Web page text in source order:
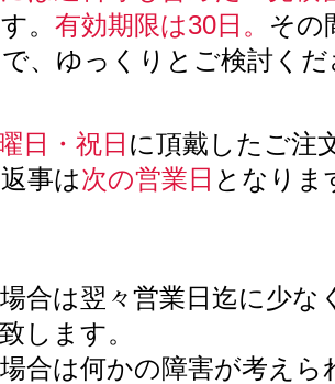
。 有効期限は30日。 その
、ゆっくりとご検討く
日・祝日 に頂戴したご注
事は次の営業日 となりま
合は翌々営業日迄に少な
します。
合は何かの障害が考えら